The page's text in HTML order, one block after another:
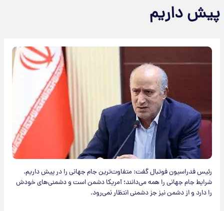
پیش داریم
رئیس فدراسیون فوتبال گفت: متفاوت‌ترین جام جهانی را در پیش داریم.
شرایط جام جهانی را همه می‌دانند؛ آمریکا دشمن است و دشمنی‌های خودش
را دارد و از دشمن نیز جز دشمنی انتظار نمی‌رود.